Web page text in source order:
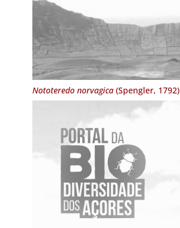
Nototeredo norvagica(Spengler, 1792)